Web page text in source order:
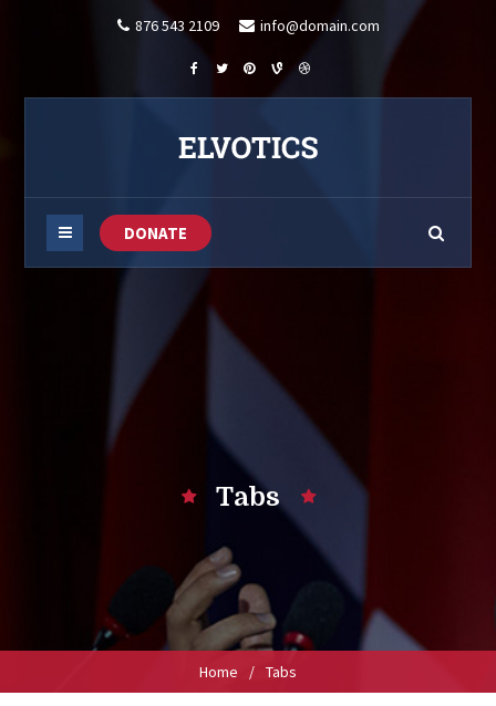
876 543 2109 info@domain.com
DONATE
Tabs
Home / Tabs